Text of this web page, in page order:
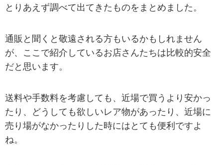
とりあえず調べて出てきたものをまとめました。
通販と聞くと敬遠される方もいるかもしれません
が、ここで紹介しているお店さんたちは比較的安全
だと思います。
送料や手数料を考慮しても、近場で買うより安かっ
たり、どうしても欲しいレア物があったり、近場に
売り場がなかったりした時にはとても便利ですよ
ね。